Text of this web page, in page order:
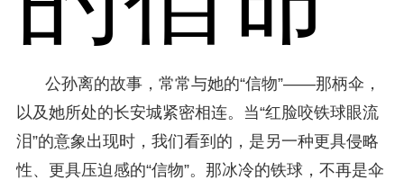
公孙离的故事，常常与她的“信物”——那柄伞，
以及她所处的长安城紧密相连。当“红脸咬铁球眼流
泪”的意象出现时，我们看到的，是另一种更具侵略
性、更具压迫感的“信物”。那冰冷的铁球，不再是伞